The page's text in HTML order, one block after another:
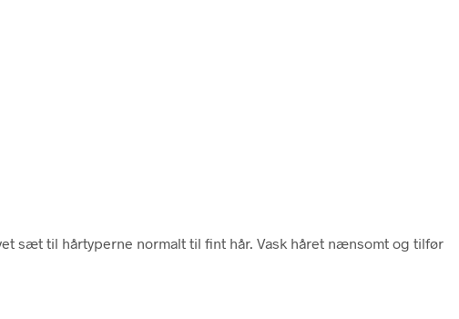
sæt til hårtyperne normalt til fint hår. Vask håret nænsomt og tilfør